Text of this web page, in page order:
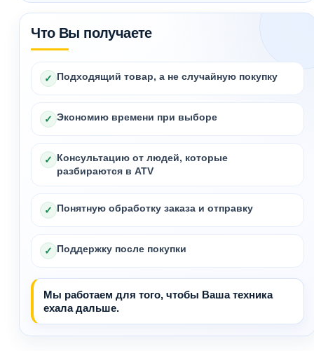
Что Вы получаете
✓ Подходящий товар, а не случайную покупку
✓ Экономию времени при выборе
✓ Консультацию от людей, которые
разбираются в ATV
✓ Понятную обработку заказа и отправку
✓ Поддержку после покупки
Мы работаем для того, чтобы Ваша техника
ехала дальше.